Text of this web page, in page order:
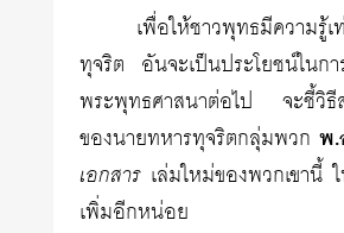
เพื่อให้ชาวพุทธมีความรู้
ทุจริต อันจะเป็นประโยชน์ในก
พระพุทธศาสนาต่อไป จะชี้วิธีส
ของนายทหารทุจริตกลุ่มพวกพ
เอกสาร เล่มใหม่ของพวกเขานี้
เพิ่มอีกหน่อย